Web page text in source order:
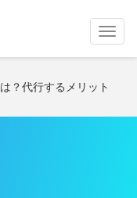
？代行するメリット